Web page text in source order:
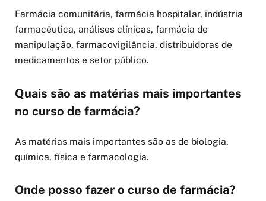
Farmácia comunitária, farmácia hospitalar, indústria
farmacêutica, análises clínicas, farmácia de
manipulação, farmacovigilância, distribuidoras de
medicamentos e setor público.
Quais são as matérias mais importantes
no curso de farmácia?
As matérias mais importantes são as de biologia,
química, física e farmacologia.
Onde posso fazer o curso de farmácia?